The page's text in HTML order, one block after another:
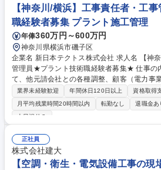
質維持。基地内特有のルールや安全基準の遵
督・指導:現場の技術スタッフに対する適切な
滑な施設運営・維持管理体制を構築。 募集職種 【沖縄】米軍基地内施設
の電気工事◆マネージャー募集◆土日休み／
【神奈川/横浜】工事責任者・工
職経験者募集 プラント施工管理
年俸360万円～600万円
神奈川県横浜市磯子区
企業名 新日本テクトス株式会社 求人名 【神奈川/横浜】工事責任者・工事
管理員★プラント技術職経験者募集★ 仕事の内容 建設業の元請会社とし
て、他元請会社との各種調整、顧客（電力事
係者とのプロジェクトを進捗させるための各
指示をご担当いただきます。 実際に作業を行うわけではなく、顧客要求事
項を明確にし、計画した予算内に求められる
要となります。よって、施工スキルそのもの
ーズに進めるための関係を構築し、仕事を進
を理解し、解決するまで着実に活動できることが
種 【神奈川/横浜】工事責任者・工事管理員
業界未経験歓迎 年間休日120日以上
資格取得
月平均残業時間20時間以内
転勤なし 退職金あ
土日祝休み
正社員
株式会社建大
【空調・衛生・電気設備工事の